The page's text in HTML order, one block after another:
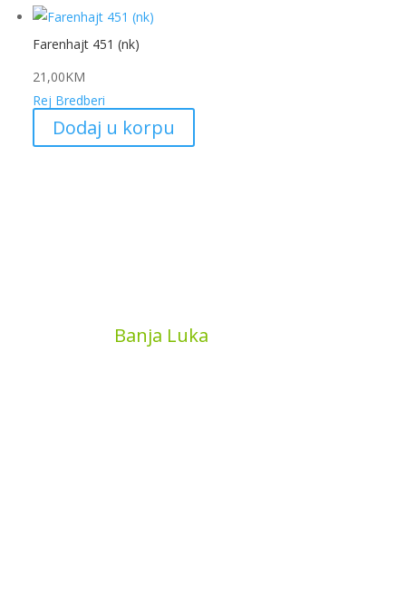
Farenhajt 451 (nk)
21,00KM
Rej Bredberi
Dodaj u korpu
Banja Luka